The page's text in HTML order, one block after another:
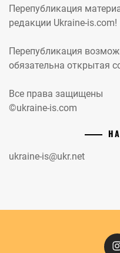
Перепубликация
редакции Ukraine-is.com!
Перепубликация
обязательна открытая
Все права защищены
©ukraine-is.com
ukraine-is@ukr.net